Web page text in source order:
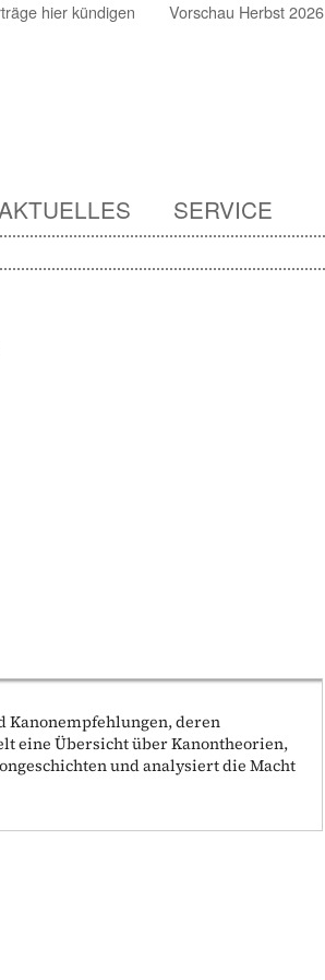
hier kündigen Vorschau Herbst 2026
AKTUELLES SERVICE
deren
eine Übersicht über Kanontheorien,
und analysiert die Macht